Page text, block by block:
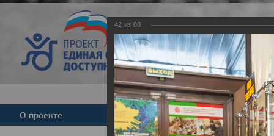
Версия для
О проекте Команда Новости
42 из 88